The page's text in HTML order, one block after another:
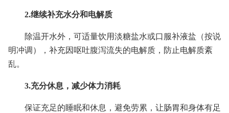
2.继续补充水分和电解质
除温开水外，可适量饮用淡糖盐水或口服补液盐（按说
明冲调），补充因呕吐腹泻流失的电解质，防止电解质紊
乱。
3.充分休息，减少体力消耗
保证充足的睡眠和休息，避免劳累，让肠胃和身体有足